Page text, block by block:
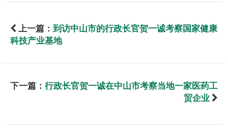
上一篇： 到访中山市的行政长官贺一诚考察国家健康
科技产业基地
下一篇： 行政长官贺一诚在中山市考察当地一家医药工
贸企业